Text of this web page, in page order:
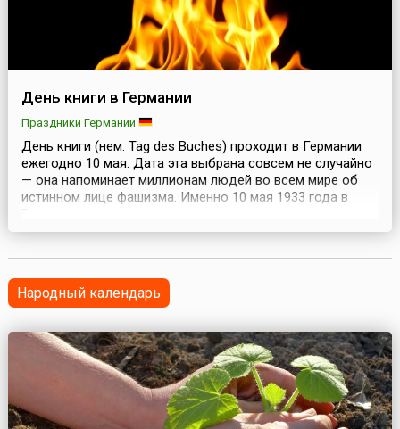
День книги в Германии
Праздники Германии
День книги (нем. Tag des Buches) проходит в Германии
ежегодно 10 мая. Дата эта выбрана совсем не случайно
— она напоминает миллионам людей во всем мире об
истинном лице фашизма. Именно 10 мая 1933 года в
произошла варварская акция сожжения национал-
пропаг...
Народный календарь